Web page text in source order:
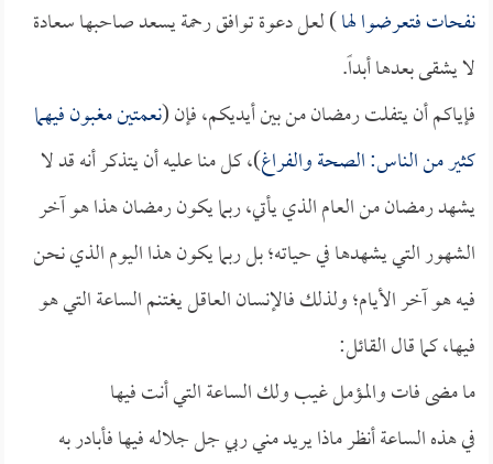
نفحات فتعرضوا لها) لعل دعوة توافق رحمة يسعد صاحبها سعادة
لا يشقى بعدها أبداً.
فإياكم أن يتفلت رمضان من بين أيديكم، فإن (نعمتين مغبون فيهما
كثير من الناس: الصحة والفراغ)، كل منا عليه أن يتذكر أنه قد لا
يشهد رمضان من العام الذي يأتي، ربما يكون رمضان هذا هو آخر
الشهور التي يشهدها في حياته؛ بل ربما يكون هذا اليوم الذي نحن
فيه هو آخر الأيام؛ ولذلك فالإنسان العاقل يغتنم الساعة التي هو
فيها، كما قال القائل:
ما مضى فات والمؤمل غيب ولك الساعة التي أنت فيها
في هذه الساعة أنظر ماذا يريد مني ربي جل جلاله فيها فأبادر به